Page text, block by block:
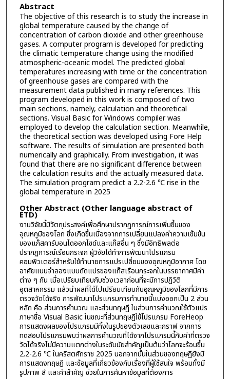
Abstract
The objective of this research is to study the increase in
global temperature caused by the change of
concentration of carbon dioxide and other greenhouse
gases. A computer program is developed for predicting
the climatic temperature change using the modified
atmospheric-oceanic model. The predicted global
temperatures increasing with time or the concentration
of greenhouse gases are compared with the
measurement data published in many references. This
program developed in this work is composed of two
main sections, namely, calculation and theoretical
sections. Visual Basic for Windows compiler was
employed to develop the calculation section. Meanwhile,
the theoretical section was developed using Fore Help
software. The results of simulation are presented both
numerically and graphically. From investigation, it was
found that there are no significant difference between
the calculation results and the actually measured data.
The simulation program predict a 2.2-2.6 ℃ rise in the
global temperature in 2025
Other Abstract (Other language abstract of
ETD)
งานวิจัยนี้มีวัตถุประสงค์เพื่อศึกษาปรากฏการณ์การเพิ่มขึ้นของ
อุณหภูมิของโลก ซึ่งเกิดขึ้นเนื่องจากการเปลี่ยนแปลงค่าความเข้มข้น
ของแก๊สคาร์บอนไดออกไซด์และแก๊สอื่น ๆ ซึ่งมีอิทธิพลต่อ
ปรากฏการณ์เรือนกระจก ผู้วิจัยได้ทำการพัฒนาโปรแกรม
คอมพิวเตอร์สำหรับใช้ทำนายการแปรเปลี่ยนของอุณหภูมิอากาศ โดย
อาศัยแบบจำลองแบบดัดแปรของแก๊สเรือนกระจกในบรรยากาศมีค่า
ต่าง ๆ กัน เมื่อเปรียบเทียบกับช่วงเวลาก่อนที่จะมีการปฏิวัติ
อุตสาหกรรม แล้วนำผลที่ได้ไปเปรียบเทียบกับอุณหภูมิของโลกที่มีการ
ตรวจวัดได้จริง การพัฒนาโปรแกรมการทำนายนี้แบ่งออกเป็น 2 ส่วน
หลัก คือ ส่วนการคำนวณ และส่วนทฤษฎี ในส่วนการคำนวณใช้ตัวแปร
ภาษาชื่อ Visual Basic ในขณะที่ส่วนทฤษฎีใช้โปรแกรม ForeHeop
การแสดงผลของโปรแกรมมีทั้งในรูปของตัวเลขและกราฟ จากการ
ทดสอบโปรแกรมพบว่าผลการคำนวณที่ได้จากโปรแกรมนี้กับค่าที่ตรวจ
วัดได้จริงไม่มีความแตกต่างในระดับนัยสำคัญเป็นต้นว่าโลกจะร้อนขึ้น
2.2-2.6 ℃ ในคริสตศักราช 2025 นอกจากนั้นในส่วนของทฤษฎียังมี
การแสดงทฤษฎี และข้อมูลที่เกี่ยวข้องกับเรื่องที่ผู้ใช้สนใจ พร้อมทั้งมี
รูปภาพ สี และคำสำคัญ ช่วยในการค้นหาข้อมูลที่ต้องการ